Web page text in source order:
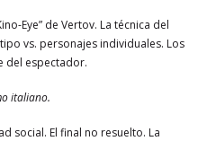
Eye” de Vertov. La técnica del
vs. personajes individuales. Los
del espectador.
italiano.
social. El final no resuelto. La